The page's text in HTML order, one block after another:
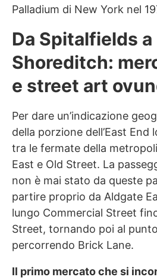
Palladium di New York nel
Da Spitalfields a
Shoreditch:
e street art
Per dare un’indicazione
della porzione dell’East End
tra le fermate della
East e Old Street. La
non è mai stato da queste
partire proprio da Aldgate
lungo Commercial Street
Street, tornando poi al
percorrendo Brick Lane.
Il primo mercato che si